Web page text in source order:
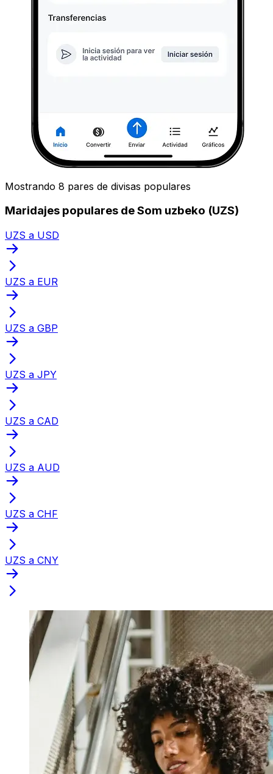
Mostrando 8 pares de divisas populares
Maridajes populares de Som uzbeko (UZS)
UZS a USD
UZS a EUR
UZS a GBP
UZS a JPY
UZS a CAD
UZS a AUD
UZS a CHF
UZS a CNY